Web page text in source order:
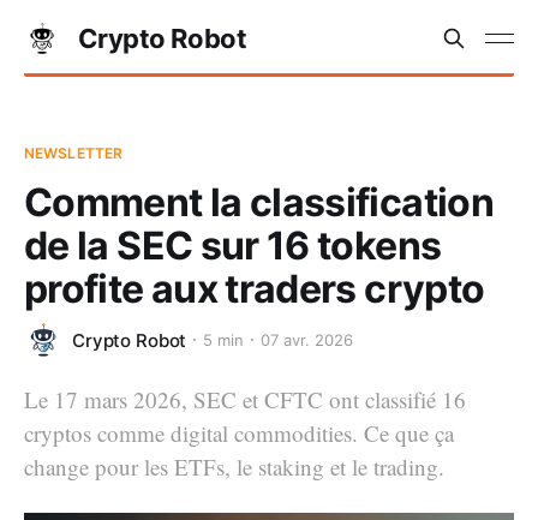
Crypto Robot
NEWSLETTER
Comment la classification
de la SEC sur 16 tokens
profite aux traders crypto
Crypto Robot 5 min 07 avr. 2026
Le 17 mars 2026, SEC et CFTC ont classifié 16
cryptos comme digital commodities. Ce que ça
change pour les ETFs, le staking et le trading.